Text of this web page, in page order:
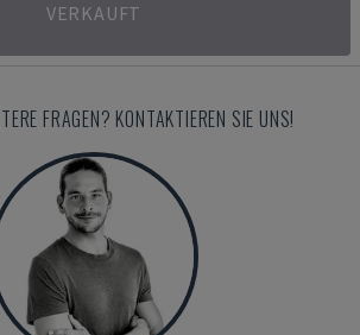
VERKAUFT
FRAGEN? KONTAKTIEREN SIE UNS!